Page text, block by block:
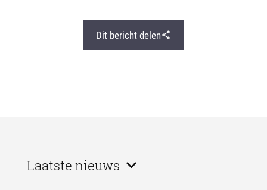
Dit bericht delen
Laatste nieuws